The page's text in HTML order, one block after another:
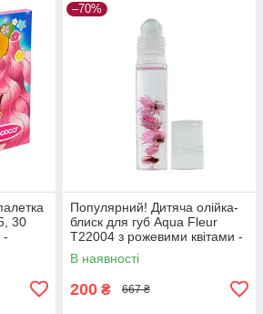
30
-
–70%
Популярний! Дитяча олійка-
блиск для губ Aqua Fleur
T22004 з рожевими квітами -
Краща якість тільки на
Nukleon.com.ua
В наявності
200 ₴ 667 ₴